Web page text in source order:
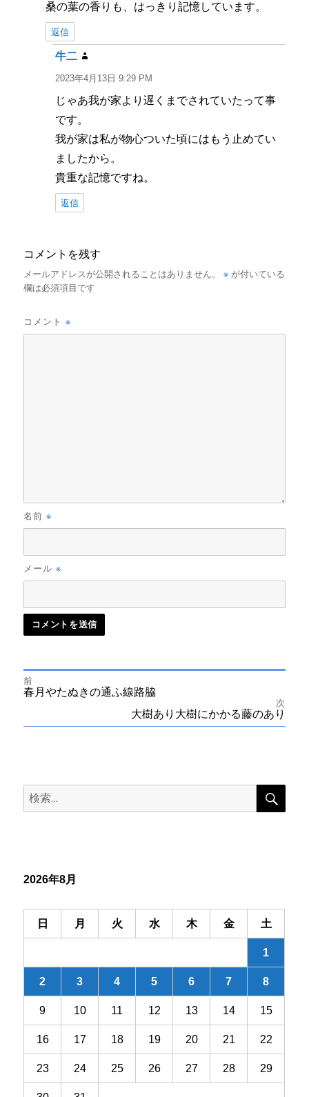
桑の葉の香りも、はっきり記憶しています。
返信
牛二
り:
2023年4月13日 9:29 PM
じゃあ我が家より遅くまでされていたって事
です。
我が家は私が物心ついた頃にはもう止めてい
ましたから。
貴重な記憶ですね。
返信
コメントを残す
メールアドレスが公開されることはありません。 ※ が付いている
欄は必須項目です
コメント※
名前※
メール※
投
ゲ
ン
前
前
稿:
春月やたぬきの通ふ線路脇
次
の
大樹あり大樹にかかる藤のあり
検
索:
検
2026年8月
日 月 火 水 木 金 土
1
2 3 4 5 6 7 8
9 10 11 12 13 14 15
16 17 18 19 20 21 22
23 24 25 26 27 28 29